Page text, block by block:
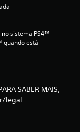
õ
no sistema PS4™
quando está
SABER MAIS,
legal.